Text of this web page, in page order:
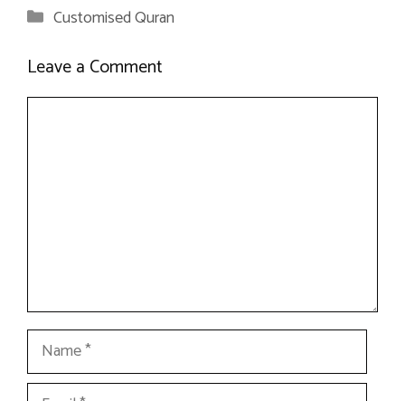
Categories
Customised Quran
Leave a Comment
Name
Email